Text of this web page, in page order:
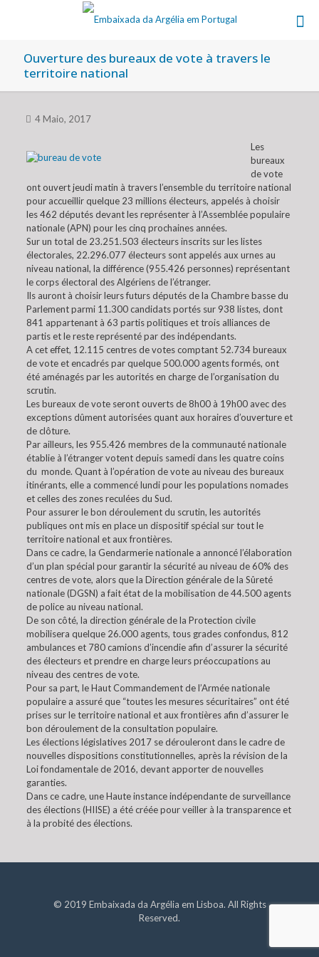
Ouverture des bureaux de vote à travers le
territoire national
4 Maio, 2017
Les
bureaux
de vote
ont ouvert jeudi matin à travers l’ensemble du territoire national
pour accueillir quelque 23 millions électeurs, appelés à choisir
les 462 députés devant les représenter à l’Assemblée populaire
nationale (APN) pour les cinq prochaines années.
Sur un total de 23.251.503 électeurs inscrits sur les listes
électorales, 22.296.077 électeurs sont appelés aux urnes au
niveau national, la différence (955.426 personnes) représentant
le corps électoral des Algériens de l’étranger.
Ils auront à choisir leurs futurs députés de la Chambre basse du
Parlement parmi 11.300 candidats portés sur 938 listes, dont
841 appartenant à 63 partis politiques et trois alliances de
partis et le reste représenté par des indépendants.
A cet effet, 12.115 centres de votes comptant 52.734 bureaux
de vote et encadrés par quelque 500.000 agents formés, ont
été aménagés par les autorités en charge de l’organisation du
scrutin.
Les bureaux de vote seront ouverts de 8h00 à 19h00 avec des
exceptions dûment autorisées quant aux horaires d’ouverture et
de clôture.
Par ailleurs, les 955.426 membres de la communauté nationale
établie à l’étranger votent depuis samedi dans les quatre coins
du monde. Quant à l’opération de vote au niveau des bureaux
itinérants, elle a commencé lundi pour les populations nomades
et celles des zones reculées du Sud.
Pour assurer le bon déroulement du scrutin, les autorités
publiques ont mis en place un dispositif spécial sur tout le
territoire national et aux frontières.
Dans ce cadre, la Gendarmerie nationale a annoncé l’élaboration
d’un plan spécial pour garantir la sécurité au niveau de 60% des
centres de vote, alors que la Direction générale de la Sûreté
nationale (DGSN) a fait état de la mobilisation de 44.500 agents
de police au niveau national.
De son côté, la direction générale de la Protection civile
mobilisera quelque 26.000 agents, tous grades confondus, 812
ambulances et 780 camions d’incendie afin d’assurer la sécurité
des électeurs et prendre en charge leurs préoccupations au
niveau des centres de vote.
Pour sa part, le Haut Commandement de l’Armée nationale
populaire a assuré que “toutes les mesures sécuritaires” ont été
prises sur le territoire national et aux frontières afin d’assurer le
bon déroulement de la consultation populaire.
Les élections législatives 2017 se dérouleront dans le cadre de
nouvelles dispositions constitutionnelles, après la révision de la
Loi fondamentale de 2016, devant apporter de nouvelles
garanties.
Dans ce cadre, une Haute instance indépendante de surveillance
des élections (HIISE) a été créée pour veiller à la transparence et
à la probité des élections.
© 2019 Embaixada da Argélia em Lisboa. All Rights
Reserved.